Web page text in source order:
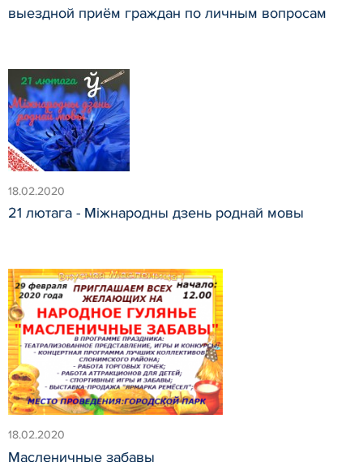
выездной приём граждан по личным вопросам
18.02.2020
21 лютага - Міжнародны дзень роднай мовы
18.02.2020
Масленичные забавы